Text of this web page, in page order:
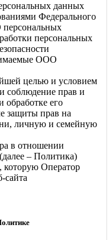
данных
Федерального
персональных
ООО
целью и условием
соблюдение прав и
обработке его
защиты прав на
личную и семейную
в отношении
– Политика)
которую Оператор
сайта